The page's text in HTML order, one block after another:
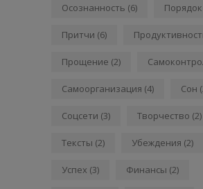
Осознанность (6) Порядок
Притчи (6)
Прощение (2)
Самоорганизация (4) Сон
Соцсети (3) Творчество (2)
Тексты (2) Убеждения (2)
Успех (3) Финансы (2)